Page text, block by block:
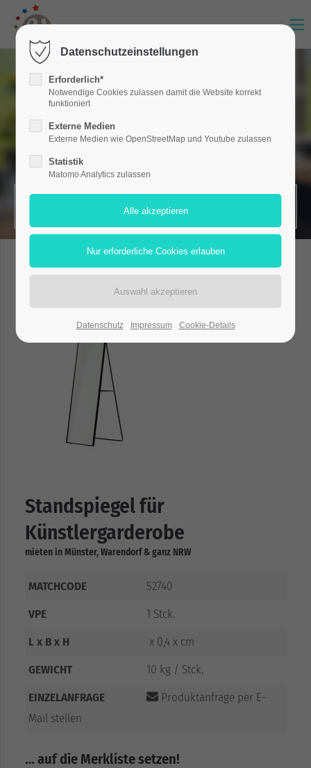
MERKZETTEL (0)
Standspiegel für
Künstlergarderobe
mieten in Münster, Warendorf & ganz NRW
MATCHCODE
52740
VPE
1 Stck.
L x B x H
x 0,4 x cm
GEWICHT
10 kg / Stck.
EINZELANFRAGE
Produktanfrage per E-
Mail stellen
… auf die Merkliste setzen!
Datenschutzeinstellungen
Erforderlich*
Notwendige Cookies zulassen damit die Website korrekt
funktioniert
Externe Medien
Externe Medien wie OpenStreetMap und Youtube zulassen
Statistik
Matomo Analytics zulassen
Datenschutz Impressum Cookie-Details